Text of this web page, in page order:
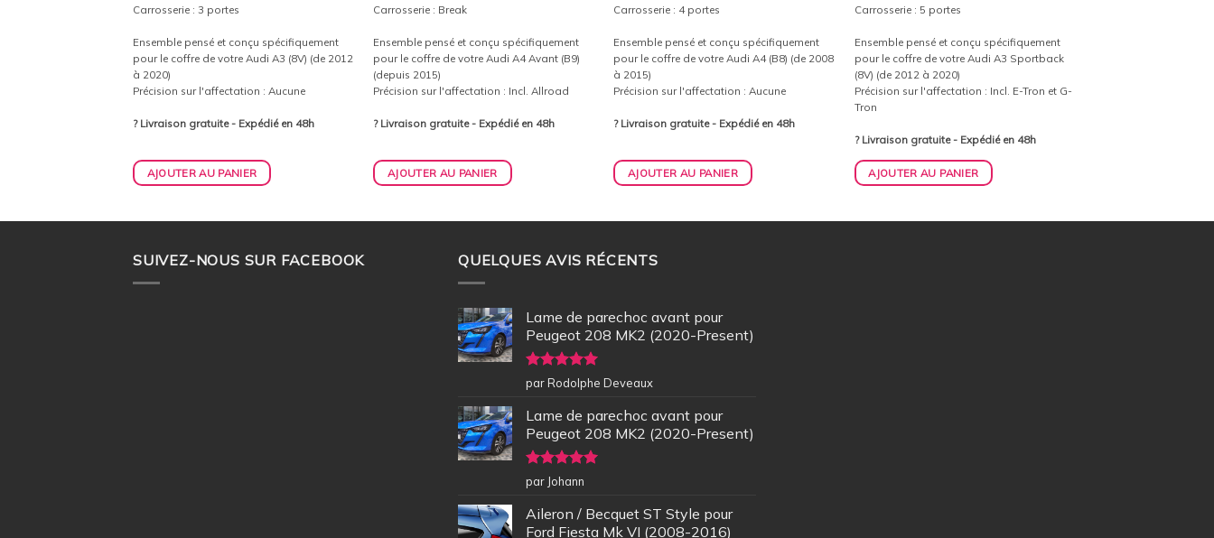
Carrosserie : 3 portes
Ensemble pensé et conçu spécifiquement
pour le coffre de votre Audi A3 (8V) (de 2012
à 2020)
Précision sur l'affectation : Aucune
? Livraison gratuite - Expédié en 48h
AJOUTER AU PANIER
Carrosserie : Break
Ensemble pensé et conçu spécifiquement
pour le coffre de votre Audi A4 Avant (B9)
(depuis 2015)
Précision sur l'affectation : Incl. Allroad
? Livraison gratuite - Expédié en 48h
AJOUTER AU PANIER
Carrosserie : 4 portes
Ensemble pensé et conçu spécifiquement
pour le coffre de votre Audi A4 (B8) (de 2008
à 2015)
Précision sur l'affectation : Aucune
? Livraison gratuite - Expédié en 48h
AJOUTER AU PANIER
Carrosserie : 5 portes
Ensemble pensé et conçu spécifiquement
pour le coffre de votre Audi A3 Sportback
(8V) (de 2012 à 2020)
Précision sur l'affectation : Incl. E-Tron et G-
Tron
? Livraison gratuite - Expédié en 48h
AJOUTER AU PANIER
SUIVEZ-NOUS SUR FACEBOOK QUELQUES AVIS RÉCENTS
Lame de parechoc avant pour
Peugeot 208 MK2 (2020-Present)
Note5sur
5
par Rodolphe Deveaux
Lame de parechoc avant pour
Peugeot 208 MK2 (2020-Present)
Note5sur
5
par Johann
Aileron / Becquet ST Style pour
Ford Fiesta Mk VI (2008-2016)